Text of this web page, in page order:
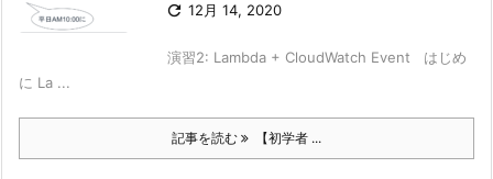
 12月 14, 2020
演習2: Lambda + CloudWatch Event はじめ
に La ...
記事を読む 【初学者 ...